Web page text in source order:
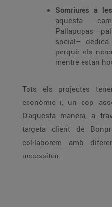
Somriures a
aquesta
Pallapupas
social–
perquè els
mentre estan
Tots els projectes
econòmic i, un cop
D’aquesta manera, a
targeta client de
col·laborem amb
necessiten.